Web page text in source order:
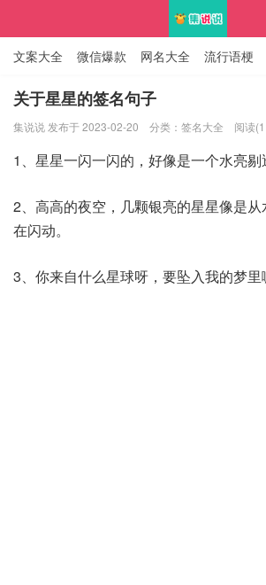
文案大全 微信爆款 网名大全 流行语梗
知识大全
关于星星的签名句子
集说说 发布于 2023-02-20 分类： 签名大全 阅读
1、星星一闪一闪的，好像是一个水亮剔
2、高高的夜空，几颗银亮的星星像是
在闪动。
3、你来自什么星球呀，要坠入我的梦里